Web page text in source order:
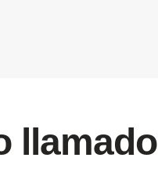
llamado